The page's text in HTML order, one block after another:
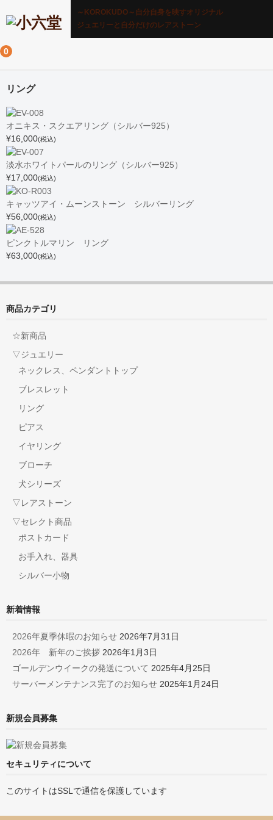
～KOROKUDO～自分自身を映すオリジナル
ジュエリーと自分だけのレアストーン
0
リング
オニキス・スクエアリング（シルバー925）
¥16,000(税込)
淡水ホワイトパールのリング（シルバー925）
¥17,000(税込)
キャッツアイ・ムーンストーン シルバーリング
¥56,000(税込)
ピンクトルマリン リング
¥63,000(税込)
商品カテゴリ
☆新商品
▽ジュエリー
ネックレス、ペンダントトップ
ブレスレット
リング
ピアス
イヤリング
ブローチ
犬シリーズ
▽レアストーン
▽セレクト商品
ポストカード
お手入れ、器具
シルバー小物
新着情報
2026年夏季休暇のお知らせ 2026年7月31日
2026年 新年のご挨拶 2026年1月3日
ゴールデンウイークの発送について 2025年4月25日
サーバーメンテナンス完了のお知らせ 2025年1月24日
新規会員募集
セキュリティについて
このサイトはSSLで通信を保護しています